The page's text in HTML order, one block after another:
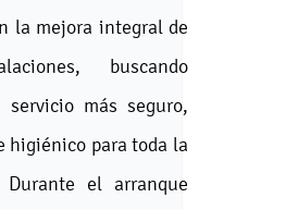
la mejora integral de
buscando
servicio más seguro,
higiénico para toda la
Durante el arranque